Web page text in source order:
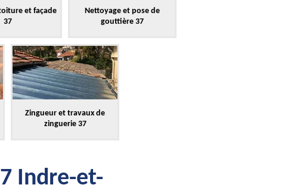
et façade
37
Nettoyage et pose de
gouttière 37
Zingueur et travaux de
zinguerie 37
Indre-et-